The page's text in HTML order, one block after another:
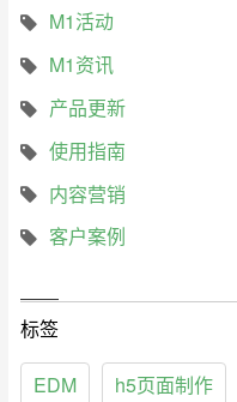
M1活动
M1资讯
产品更新
使用指南
内容营销
客户案例
标签
EDM h5页面制作